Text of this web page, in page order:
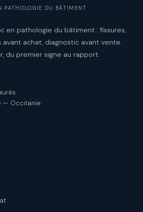
PATHOLOGIE DU BÂTIMENT
en pathologie du bâtiment : fissures,
achat, diagnostic avant vente.
du premier signe au rapport.
— Occitanie